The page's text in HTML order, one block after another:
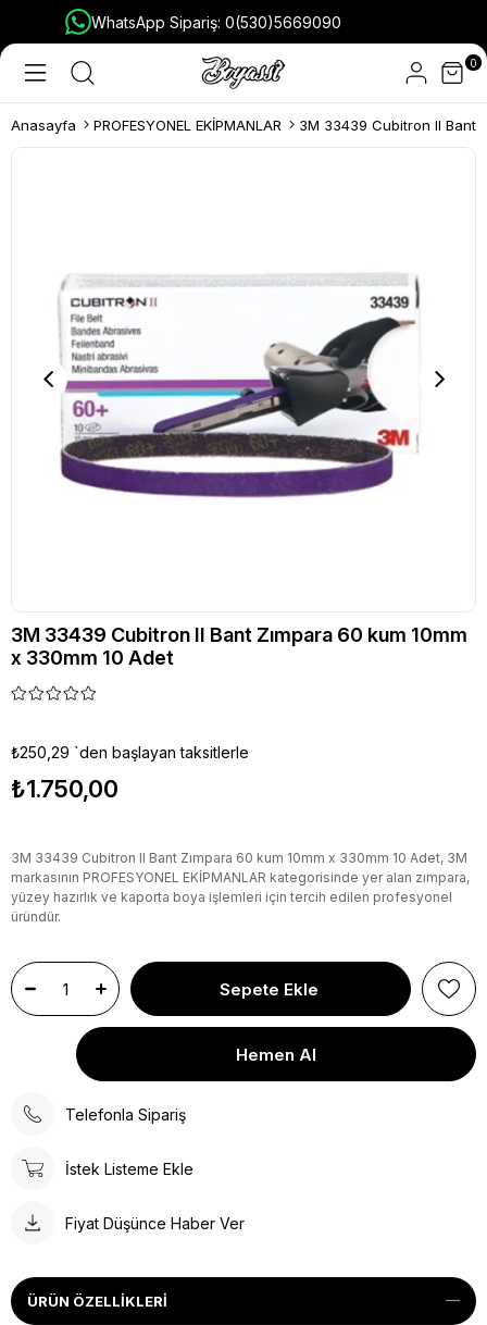
WhatsApp Sipariş: 0(530)5669090
0
Anasayfa PROFESYONEL EKİPMANLAR
3M 33439 Cubitron II Bant Zımpara 60 kum 10mm
x 330mm 10 Adet
₺250,29 `den başlayan taksitlerle
₺1.750,00
3M 33439 Cubitron II Bant Zımpara 60 kum 10mm x 330mm 10 Adet, 3M
markasının PROFESYONEL EKİPMANLAR kategorisinde yer alan zımpara,
yüzey hazırlık ve kaporta boya işlemleri için tercih edilen profesyonel
üründür.
Telefonla Sipariş
İstek Listeme Ekle
Fiyat Düşünce Haber Ver
ÜRÜN ÖZELLIKLERI